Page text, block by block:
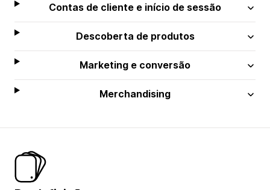
Contas de cliente e início de sessão
Descoberta de produtos
Marketing e conversão
Merchandising